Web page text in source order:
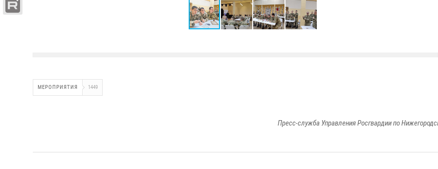
МЕРОПРИЯТИЯ 1449
Пресс-служба Управления Росгвардии по